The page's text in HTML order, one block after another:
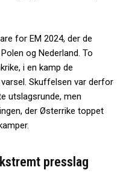
for EM 2024, der de
og Nederland. To
i en kamp de
Skuffelsen var derfor
utslagsrunde, men
der Østerrike toppet
presslag